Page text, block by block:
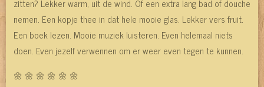
zitten? Lekker warm, uit de wind. Of een extra lang bad of douche
nemen. Een kopje thee in dat hele mooie glas. Lekker vers fruit.
Een boek lezen. Mooie muziek luisteren. Even helemaal niets
doen. Even jezelf verwennen om er weer even tegen te kunnen.
🌼 🌼 🌼 🌼 🌼 🌼